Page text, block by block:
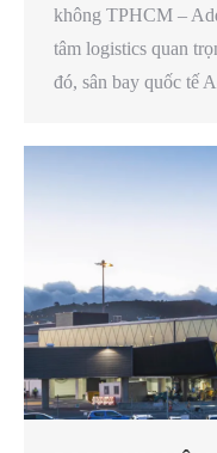
không TPHCM –
tâm logistics quan
đó, sân bay quốc tế